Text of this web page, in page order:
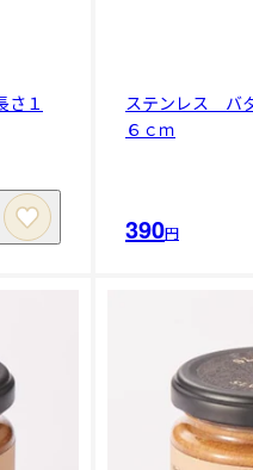
さ１
ステンレス バ
６ｃｍ
390円